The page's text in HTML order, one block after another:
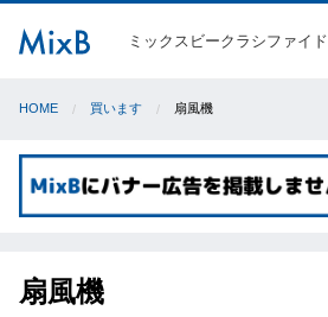
ミックスビークラシファイド
HOME 買います 扇風機
扇風機